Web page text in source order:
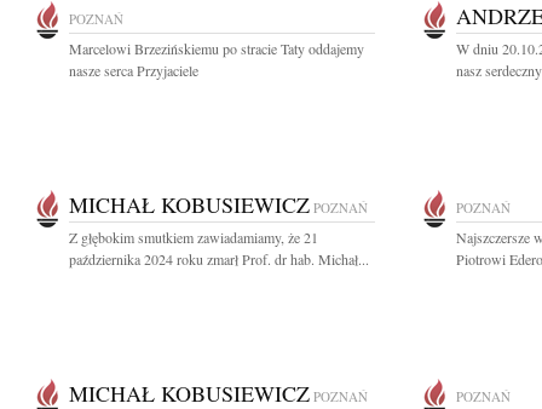
POZNAŃ
Marcelowi Brzezińskiemu po stracie Taty oddajemy
nasze serca Przyjaciele
W dniu
nasz
MICHAŁ KOBUSIEWICZ POZNAŃ
Z głębokim smutkiem zawiadamiamy, że 21
października 2024 roku zmarł Prof. dr hab. Michał...
POZNAŃ
Najszczersze
Piotrowi
MICHAŁ KOBUSIEWICZ POZNAŃ POZNAŃ